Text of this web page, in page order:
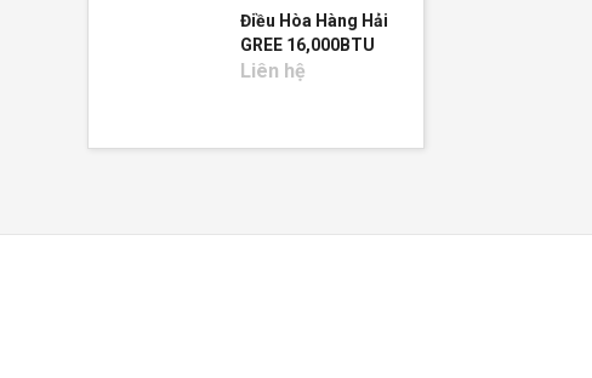
Điều Hòa Hàng Hải
GREE 16,000BTU
Liên hệ